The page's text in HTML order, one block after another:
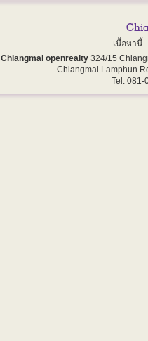
เนื้อหานี้
Chiangmai openrealty 324/15
Chiangmai Lamphun
Tel: